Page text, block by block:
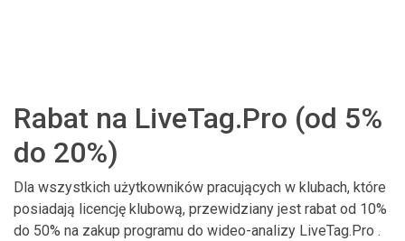
Rabat na LiveTag.Pro (od 5%
do 20%)
Dla wszystkich użytkowników pracujących w klubach, które
posiadają licencję klubową, przewidziany jest rabat od 10%
do 50% na zakup programu do wideo-analizy LiveTag.Pro .